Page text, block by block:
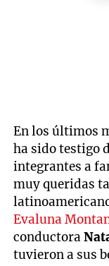
En los últimos
ha sido testigo
integrantes a
muy queridas
Evaluna
conductora
tuvieron a sus